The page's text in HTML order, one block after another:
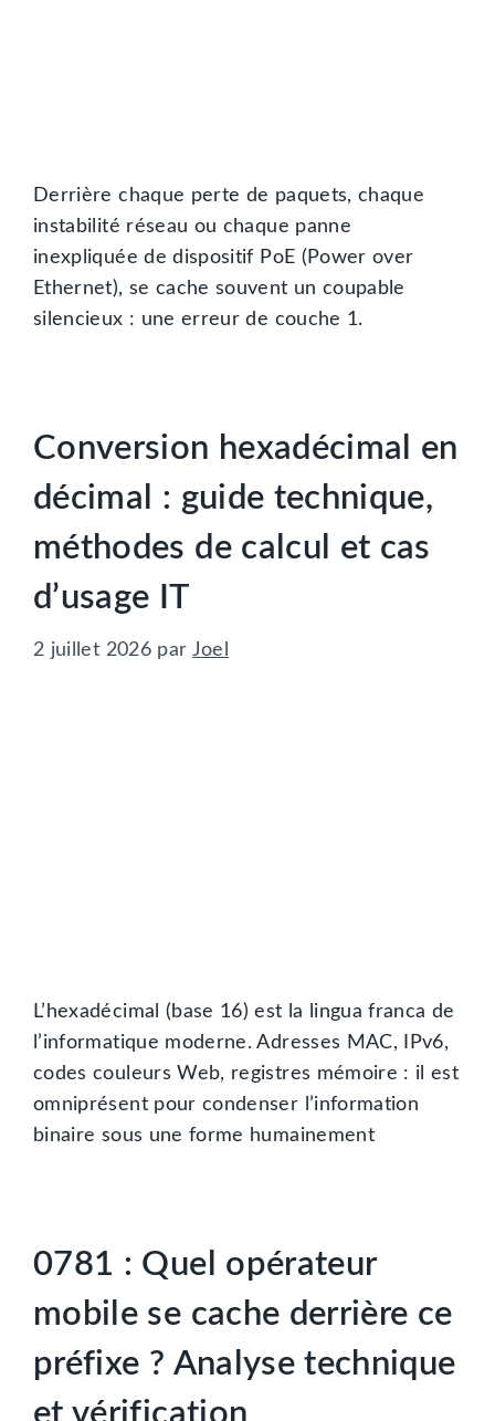
Derrière chaque perte de paquets, chaque
instabilité réseau ou chaque panne
inexpliquée de dispositif PoE (Power over
Ethernet), se cache souvent un coupable
silencieux : une erreur de couche 1.
Conversion hexadécimal en
décimal : guide technique,
méthodes de calcul et cas
d’usage IT
2 juillet 2026 par Joel
L’hexadécimal (base 16) est la lingua franca de
l’informatique moderne. Adresses MAC, IPv6,
codes couleurs Web, registres mémoire : il est
omniprésent pour condenser l’information
binaire sous une forme humainement
0781 : Quel opérateur
mobile se cache derrière ce
préfixe ? Analyse technique
et vérification